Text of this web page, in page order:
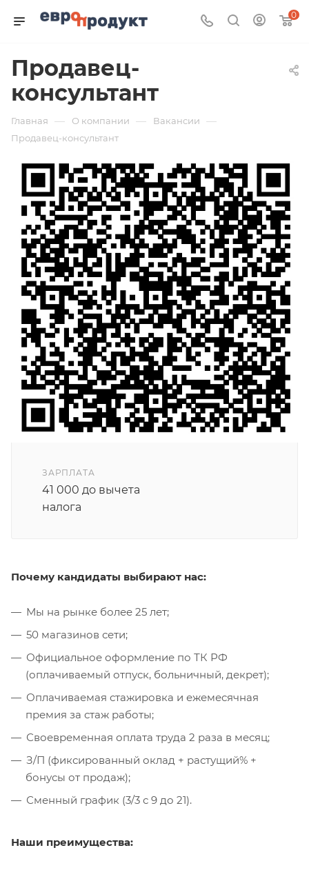
0
Продавец-
консультант
Главная — О компании — Вакансии —
Продавец-консультант
ЗАРПЛАТА
41 000 до вычета
налога
Почему кандидаты выбирают нас:
Мы на рынке более 25 лет;
50 магазинов сети;
Официальное оформление по ТК РФ
(оплачиваемый отпуск, больничный, декрет);
Оплачиваемая стажировка и ежемесячная
премия за стаж работы;
Своевременная оплата труда 2 раза в месяц;
З/П (фиксированный оклад + растущий% +
бонусы от продаж);
Сменный график (3/3 с 9 до 21).
Наши преимущества: